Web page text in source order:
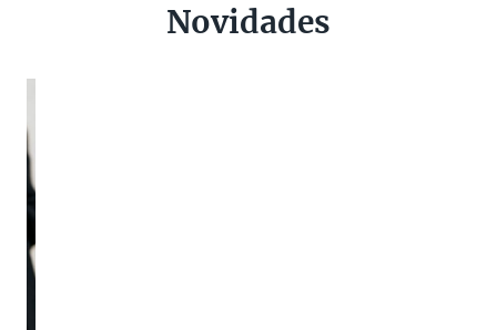
Novidades